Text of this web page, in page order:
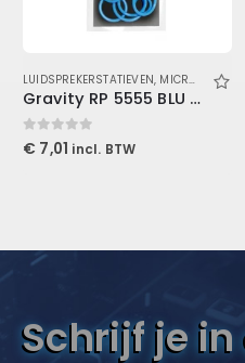
LUIDSPREKERSTATIEVEN, MICROFOON STATIEVEN
Gravity RP 5555 BLU 2 – Universal Gravity Ring Pack, Deep Sea Blue
0out of 5
€ 7,01 incl. BTW
Schrijf je in